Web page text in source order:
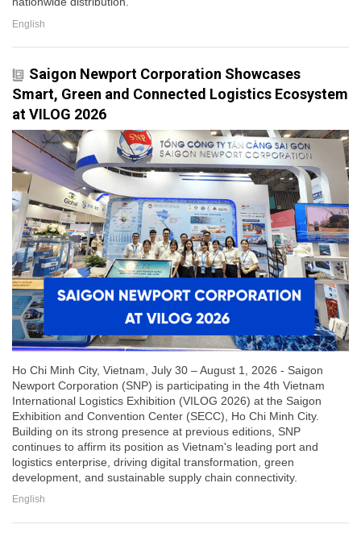
English
Saigon Newport Corporation Showcases
Smart, Green and Connected Logistics Ecosystem
at VILOG 2026
Ho Chi Minh City, Vietnam, July 30 – August 1, 2026 - Saigon
Newport Corporation (SNP) is participating in the 4th Vietnam
International Logistics Exhibition (VILOG 2026) at the Saigon
Exhibition and Convention Center (SECC), Ho Chi Minh City.
Building on its strong presence at previous editions, SNP
continues to affirm its position as Vietnam's leading port and
logistics enterprise, driving digital transformation, green
development, and sustainable supply chain connectivity.
English